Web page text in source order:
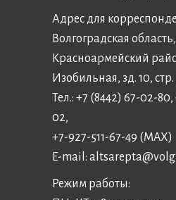
Адрес для
Волгоградская
Красноармейский
Изобильная, зд. 10, стр.
Тел.: +7 (8442) 67-02-
02,
+7-927-511-67-49 (MAX)
E-mail:
Режим работы: